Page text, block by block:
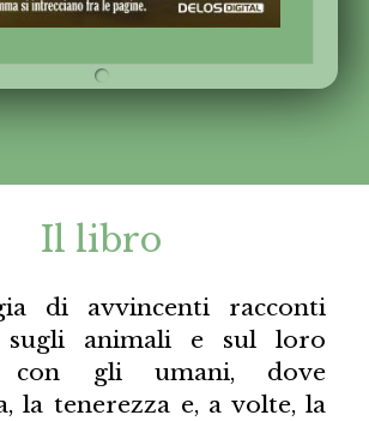
Il libro
di avvincenti racconti
sugli animali e sul loro
con gli umani, dove
la tenerezza e, a volte, la